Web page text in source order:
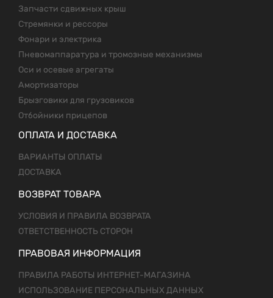
Запчасти сдвижных крыш
Стремянки и рессоры
Фонари и электрика
Пневомаппаратура и тромозные механизмы
Оси и осевые агрегаты
Амортизаторы
Брызговики для грузовиков
Отбойники прицепов
ОПЛАТА И ДОСТАВКА
ВАРИАНТЫ ОПЛАТЫ
ДОСТАВКА
ВОЗВРАТ ТОВАРА
УСЛОВИЯ И ПРАВИЛА ВОЗВРАТА
ОТВЕТСТВЕННОСТЬ СТОРОН
ПРАВОВАЯ ИНФОРМАЦИЯ
ПРАВИЛА РАБОТЫ ИНТЕРНЕТ-МАГАЗИНА
ИСПОЛЬЗОВАНИЕ ПЕРСОНАЛЬНЫХ ДАННЫХ